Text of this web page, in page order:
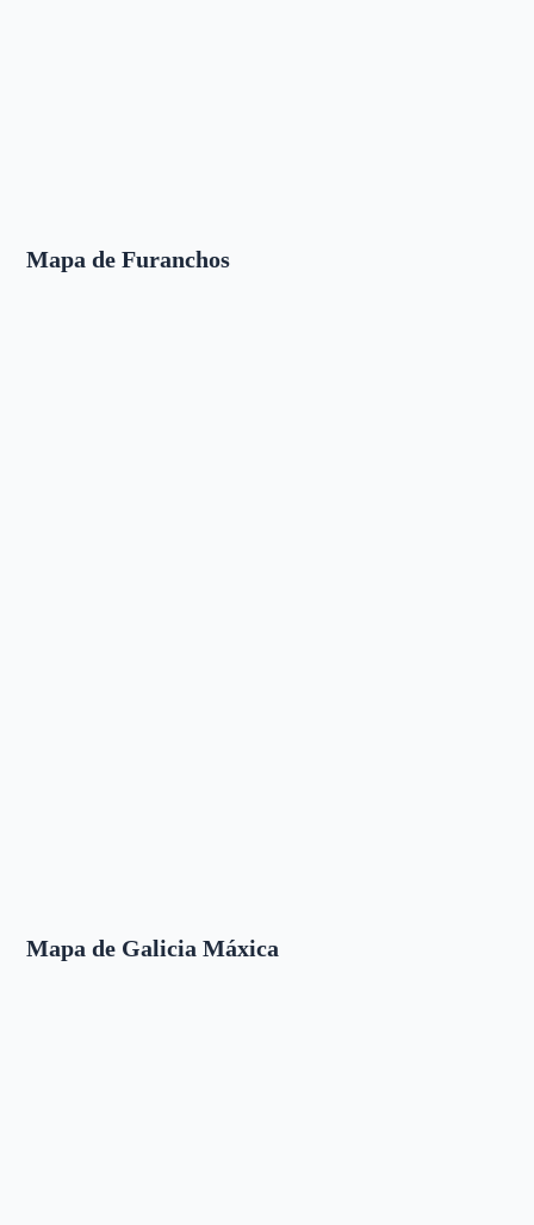
Mapa de Furanchos
Mapa de Galicia Máxica